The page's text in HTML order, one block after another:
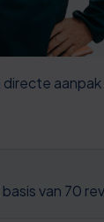
directe aanpak
van 70